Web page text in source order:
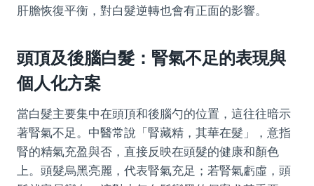
肝膽恢復平衡，對白髮逆轉也會有正面的影響。
頭頂及後腦白髮：腎氣不足的表現與
個人化方案
當白髮主要集中在頭頂和後腦勺的位置，這往往暗示
著腎氣不足。中醫常說「腎藏精，其華在髮」，意指
腎的精氣充盈與否，直接反映在頭髮的健康和顏色
上。頭髮烏黑亮麗，代表腎氣充足；若腎氣虧虛，頭